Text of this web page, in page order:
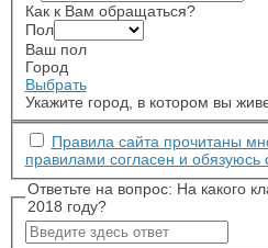
Как к Вам обращаться?
Пол
Ваш пол
Город
Выбрать
Укажите город, в котором вы
Правила сайта прочитаны
правилами согласен и обязуюсь
Ответьте на вопрос: На какого
2018 году?